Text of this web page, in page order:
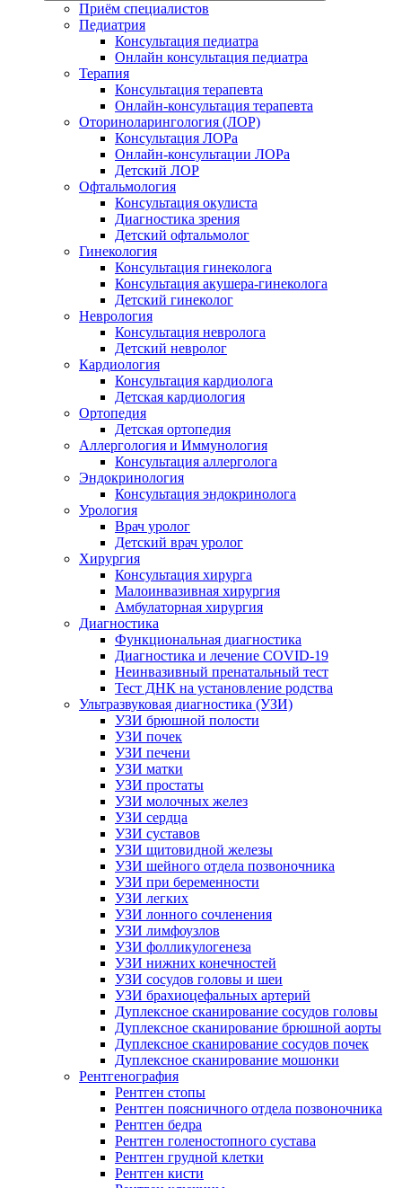
Приём специалистов
Педиатрия
Консультация педиатра
Онлайн консультация педиатра
Терапия
Консультация терапевта
Онлайн-консультация терапевта
Оториноларингология (ЛОР)
Консультация ЛОРа
Онлайн-консультации ЛОРа
Детский ЛОР
Офтальмология
Консультация окулиста
Диагностика зрения
Детский офтальмолог
Гинекология
Консультация гинеколога
Консультация акушера-гинеколога
Детский гинеколог
Неврология
Консультация невролога
Детский невролог
Кардиология
Консультация кардиолога
Детская кардиология
Ортопедия
Детская ортопедия
Аллергология и Иммунология
Консультация аллерголога
Эндокринология
Консультация эндокринолога
Урология
Врач уролог
Детский врач уролог
Хирургия
Консультация хирурга
Малоинвазивная хирургия
Амбулаторная хирургия
Диагностика
Функциональная диагностика
Диагностика и лечение COVID-19
Неинвазивный пренатальный тест
Тест ДНК на установление родства
Ультразвуковая диагностика (УЗИ)
УЗИ брюшной полости
УЗИ почек
УЗИ печени
УЗИ матки
УЗИ простаты
УЗИ молочных желез
УЗИ сердца
УЗИ суставов
УЗИ щитовидной железы
УЗИ шейного отдела позвоночника
УЗИ при беременности
УЗИ легких
УЗИ лонного сочленения
УЗИ лимфоузлов
УЗИ фолликулогенеза
УЗИ нижних конечностей
УЗИ сосудов головы и шеи
УЗИ брахиоцефальных артерий
Дуплексное сканирование сосудов головы
Дуплексное сканирование брюшной аорты
Дуплексное сканирование сосудов почек
Дуплексное сканирование мошонки
Рентгенография
Рентген стопы
Рентген поясничного отдела позвоночника
Рентген бедра
Рентген голеностопного сустава
Рентген грудной клетки
Рентген кисти